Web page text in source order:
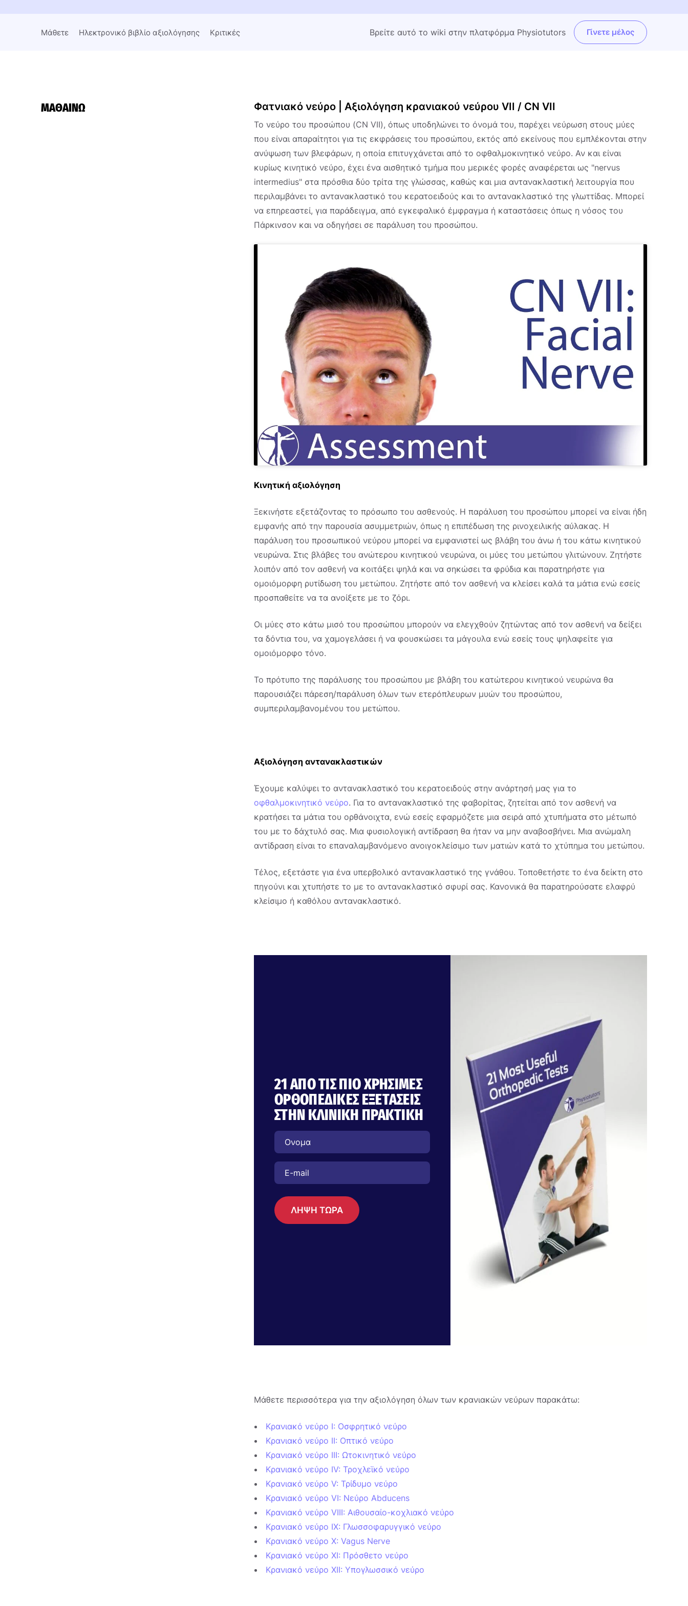
Μάθετε Ηλεκτρονικό βιβλίο αξιολόγησης Κριτικές Βρείτε αυτό το wiki στην πλατφόρμα Physiotutors Γίνετε μέλος
ΜΑΘΑΊΝΩ Φατνιακό νεύρο | Αξιολόγηση κρανιακού νεύρου VII / CN VII
Το νεύρο του προσώπου (CN VII), όπως υποδηλώνει το όνομά του, παρέχει νεύρωση στους μύες
που είναι απαραίτητοι για τις εκφράσεις του προσώπου, εκτός από εκείνους που εμπλέκονται στην
ανύψωση των βλεφάρων, η οποία επιτυγχάνεται από το οφθαλμοκινητικό νεύρο. Αν και είναι
κυρίως κινητικό νεύρο, έχει ένα αισθητικό τμήμα που μερικές φορές αναφέρεται ως "nervus
intermedius" στα πρόσθια δύο τρίτα της γλώσσας, καθώς και μια αντανακλαστική λειτουργία που
περιλαμβάνει το αντανακλαστικό του κερατοειδούς και το αντανακλαστικό της γλωττίδας. Μπορεί
να επηρεαστεί, για παράδειγμα, από εγκεφαλικό έμφραγμα ή καταστάσεις όπως η νόσος του
Πάρκινσον και να οδηγήσει σε παράλυση του προσώπου.
Κινητική αξιολόγηση
Ξεκινήστε εξετάζοντας το πρόσωπο του ασθενούς. Η παράλυση του προσώπου μπορεί να είναι ήδη
εμφανής από την παρουσία ασυμμετριών, όπως η επιπέδωση της ρινοχειλικής αύλακας. Η
παράλυση του προσωπικού νεύρου μπορεί να εμφανιστεί ως βλάβη του άνω ή του κάτω κινητικού
νευρώνα. Στις βλάβες του ανώτερου κινητικού νευρώνα, οι μύες του μετώπου γλιτώνουν. Ζητήστε
λοιπόν από τον ασθενή να κοιτάξει ψηλά και να σηκώσει τα φρύδια και παρατηρήστε για
ομοιόμορφη ρυτίδωση του μετώπου. Ζητήστε από τον ασθενή να κλείσει καλά τα μάτια ενώ εσείς
προσπαθείτε να τα ανοίξετε με το ζόρι.
Οι μύες στο κάτω μισό του προσώπου μπορούν να ελεγχθούν ζητώντας από τον ασθενή να δείξει
τα δόντια του, να χαμογελάσει ή να φουσκώσει τα μάγουλα ενώ εσείς τους ψηλαφείτε για
ομοιόμορφο τόνο.
Το πρότυπο της παράλυσης του προσώπου με βλάβη του κατώτερου κινητικού νευρώνα θα
παρουσιάζει πάρεση/παράλυση όλων των ετερόπλευρων μυών του προσώπου,
συμπεριλαμβανομένου του μετώπου.
Αξιολόγηση αντανακλαστικών
Έχουμε καλύψει το αντανακλαστικό του κερατοειδούς στην ανάρτησή μας για το
οφθαλμοκινητικό νεύρο. Για το αντανακλαστικό της φαβορίτας, ζητείται από τον ασθενή να
κρατήσει τα μάτια του ορθάνοιχτα, ενώ εσείς εφαρμόζετε μια σειρά από χτυπήματα στο μέτωπό
του με το δάχτυλό σας. Μια φυσιολογική αντίδραση θα ήταν να μην αναβοσβήνει. Μια ανώμαλη
αντίδραση είναι το επαναλαμβανόμενο ανοιγοκλείσιμο των ματιών κατά το χτύπημα του μετώπου.
Τέλος, εξετάστε για ένα υπερβολικό αντανακλαστικό της γνάθου. Τοποθετήστε το ένα δείκτη στο
πηγούνι και χτυπήστε το με το αντανακλαστικό σφυρί σας. Κανονικά θα παρατηρούσατε ελαφρύ
κλείσιμο ή καθόλου αντανακλαστικό.
21 ΑΠΌ ΤΙΣ ΠΙΟ ΧΡΉΣΙΜΕΣ
ΟΡΘΟΠΕΔΙΚΈΣ ΕΞΕΤΆΣΕΙΣ
ΣΤΗΝ ΚΛΙΝΙΚΉ ΠΡΑΚΤΙΚΉ
ΛΗΨΗ ΤΩΡΑ
Μάθετε περισσότερα για την αξιολόγηση όλων των κρανιακών νεύρων παρακάτω:
Κρανιακό νεύρο I: Οσφρητικό νεύρο
Κρανιακό νεύρο II: Οπτικό νεύρο
Κρανιακό νεύρο III: Ωτοκινητικό νεύρο
Κρανιακό νεύρο IV: Τροχλεϊκό νεύρο
Κρανιακό νεύρο V: Τρίδυμο νεύρο
Κρανιακό νεύρο VI: Νεύρο Abducens
Κρανιακό νεύρο VIII: Αιθουσαίο-κοχλιακό νεύρο
Κρανιακό νεύρο IX: Γλωσσοφαρυγγικό νεύρο
Κρανιακό νεύρο X: Vagus Nerve
Κρανιακό νεύρο XI: Πρόσθετο νεύρο
Κρανιακό νεύρο XII: Υπογλωσσικό νεύρο